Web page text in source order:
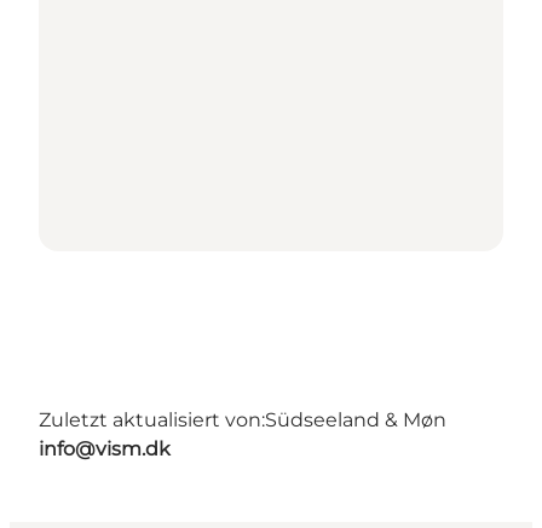
Zuletzt aktualisiert von:Südseeland & Møn
info@vism.dk